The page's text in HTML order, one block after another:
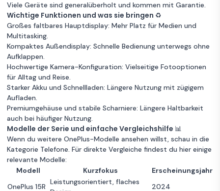
Viele Geräte sind generalüberholt und kommen mit Garantie.
Wichtige Funktionen und was sie bringen ♻️
Großes faltbares Hauptdisplay: Mehr Platz für Medien und
Multitasking.
Kompaktes Außendisplay: Schnelle Bedienung unterwegs ohne
Aufklappen.
Hochwertige Kamera-Konfiguration: Vielseitige Fotooptionen
für Alltag und Reise.
Starker Akku und Schnellladen: Längere Nutzung mit zügigem
Aufladen.
Premiumgehäuse und stabile Scharniere: Längere Haltbarkeit
auch bei häufiger Nutzung.
Modelle der Serie und einfache Vergleichshilfe 📊
Wenn du weitere OnePlus-Modelle ansehen willst, schau in die
Kategorie Telefone. Für direkte Vergleiche findest du hier einige
relevante Modelle:
Modell
Kurzfokus
Erscheinungsjahr
OnePlus 15R
Leistungsorientiert, flaches
2024